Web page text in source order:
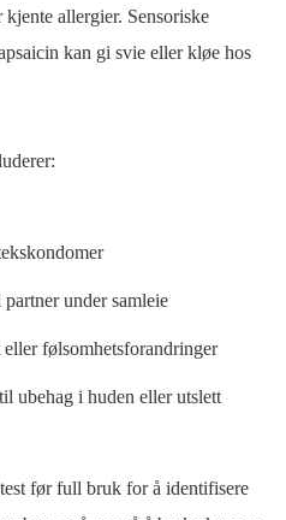
allergier. Sensoriske
kan gi svie eller kløe hos
under samleie
følsomhetsforandringer
ubehag i huden eller utslett
før full bruk for å identifisere